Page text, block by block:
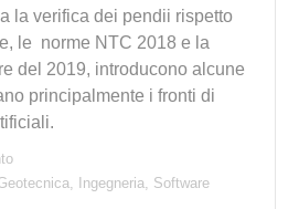
la verifica dei pendii rispetto
le norme NTC 2018 e la
del 2019, introducono alcune
principalmente i fronti di
Ingegneria
Software